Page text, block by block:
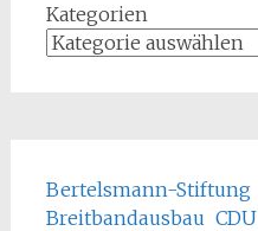
Kategorien
Bertelsmann-Stiftung
Breitbandausbau CDU